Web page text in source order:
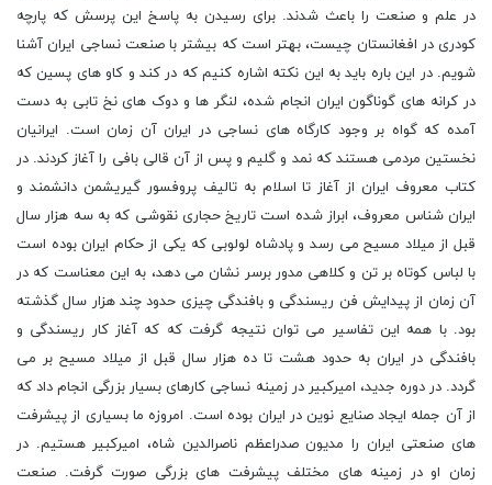
در علم و صنعت را باعث شدند. برای رسیدن به پاسخ این پرسش که پارچه
کودری در افغانستان چیست، بهتر است که بیشتر با صنعت نساجی ایران آشنا
شویم. در این باره باید به این نکته اشاره کنیم که در کند و کاو های پسین که
در کرانه های گوناگون ایران انجام شده، لنگر ها و دوک های نخ تابی به دست
آمده که گواه بر وجود کارگاه های نساجی در ایران آن زمان است. ایرانیان
نخستین مردمی هستند که نمد و گلیم و پس از آن قالی بافی را آغاز کردند. در
کتاب معروف ایران از آغاز تا اسلام به تالیف پروفسور گیریشمن دانشمند و
ایران شناس معروف، ابراز شده است تاریخ حجاری نقوشی که به سه هزار سال
قبل از میلاد مسیح می رسد و پادشاه لولوبی که یکی از حکام ایران بوده است
با لباس کوتاه بر تن و کلاهی مدور برسر نشان می دهد، به این معناست که در
آن زمان از پیدایش فن ریسندگی و بافندگی چیزی حدود چند هزار سال گذشته
بود. با همه این تفاسیر می توان نتیجه گرفت که که آغاز کار ریسندگی و
بافندگی در ایران به حدود هشت تا ده هزار سال قبل از میلاد مسیح بر می
گردد. در دوره جدید، امیرکبیر در زمینه نساجی کارهای بسیار بزرگی انجام داد که
از آن جمله ایجاد صنایع نوین در ایران بوده است. امروزه ما بسیاری از پیشرفت
های صنعتی ایران را مدیون صدراعظم ناصرالدین شاه، امیرکبیر هستیم. در
زمان او در زمینه های مختلف پیشرفت های بزرگی صورت گرفت. صنعت